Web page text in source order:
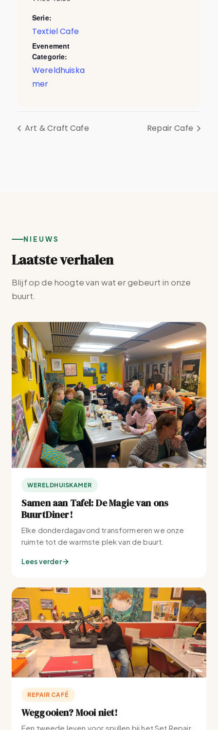
Serie:
Textiel Cafe
Evenement
Categorie:
Wereldhuiska
mer
Art & Craft Cafe Repair Cafe
NIEUWS
Laatste verhalen
Blijf op de hoogte van wat er gebeurt in onze
buurt.
WERELDHUISKAMER
Samen aan Tafel: De Magie van ons
BuurtDiner!
Elke donderdagavond transformeren we onze
ruimte tot de warmste plek van de buurt.
Lees verder
REPAIR CAFÉ
Weggooien? Mooi niet!
Een tweede leven voor spullen bij het Set Repair